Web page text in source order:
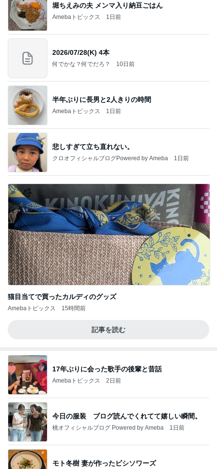
堀ちえみの夫 メンマ入り納豆ごはん
Amebaトピックス 1日前
2026/07/28(K) 4本
何でかな？何でだろ？ 10日前
半年ぶりに長男と2人きりの時間
Amebaトピックス 1日前
悲しすぎて立ち直れない。
クロオフィシャルブログPowered by Ameba 1日前
猫目当てで買ったカルディのグッズ
Amebaトピックス 15時間前
記事を読む
17年ぶりに会った歌手の後輩と昔話
Amebaトピックス 2日前
今日の服装 ブログ読んでくれてて嬉しい瞬間。
桃オフィシャルブログ Powered by Ameba 1日前
モト冬樹 妻が作ったビシソワーズ